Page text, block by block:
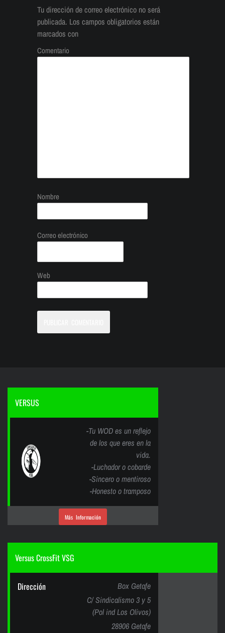
Tu dirección de correo electrónico no será
publicada. Los campos obligatorios están
marcados con
Comentario
Nombre
Correo electrónico
Web
VERSUS
-Tu WOD es un reflejo
de los que eres en la
vida.
-Luchador o cobarde
-Sincero o mentiroso
-Honesto o tramposo
Más Información
Versus CrossFit VSG
Dirección
Box Getafe
C/ Sindicalismo 3 y 5
(Pol ind Los Olivos)
28906 Getafe